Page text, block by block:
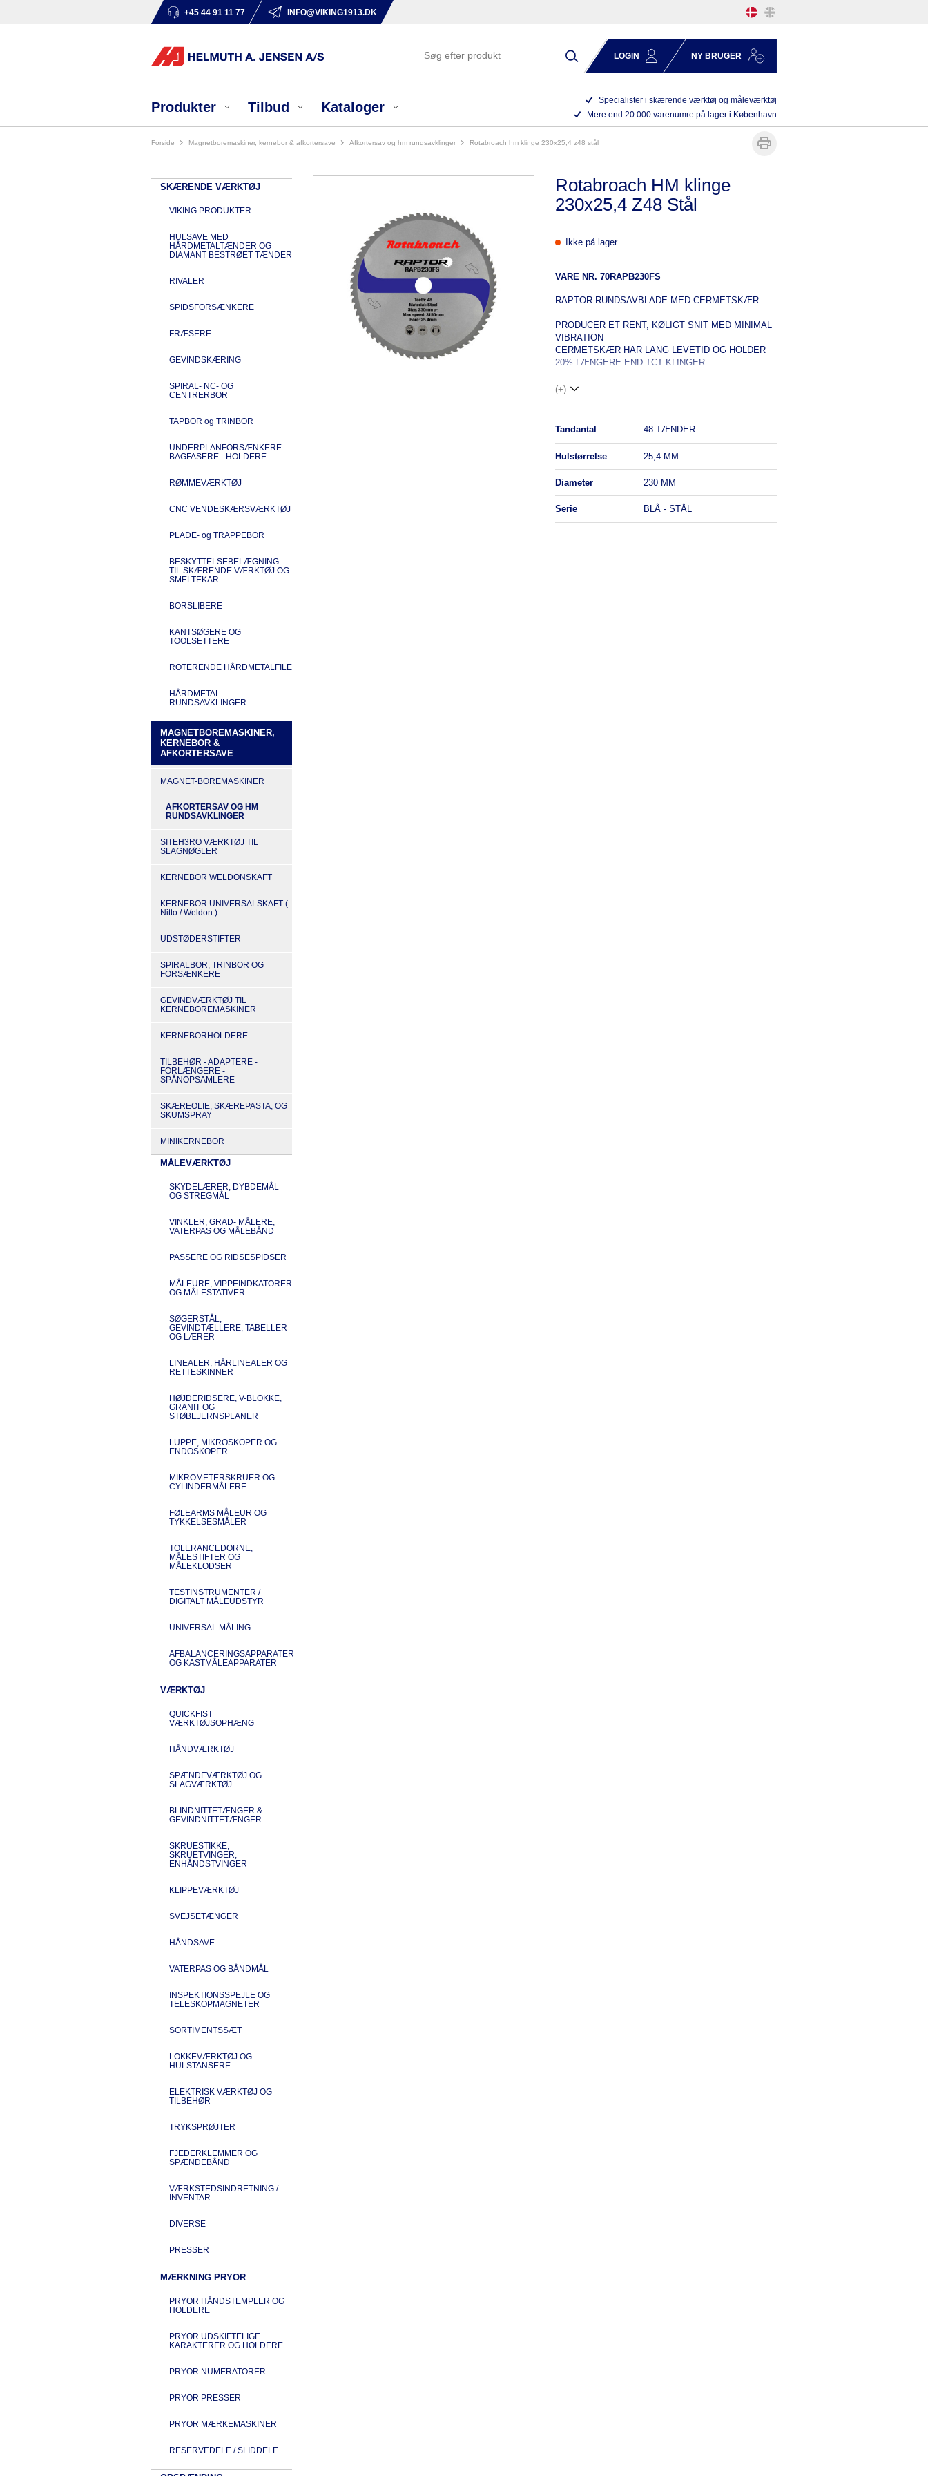
+45 44 91 11 77 INFO@VIKING1913.DK
LOGIN NY BRUGER
Produkter Tilbud Kataloger
Specialister i skærende værktøj og måleværktøj
Mere end 20.000 varenumre på lager i København
Forside magnetboremaskiner, kernebor & afkortersave afkortersav og hm rundsavklinger rotabroach hm klinge 230x25,4 z48 stål
SKÆRENDE VÆRKTØJ
VIKING PRODUKTER
HULSAVE MED
HÅRDMETALTÆNDER OG
DIAMANT BESTRØET TÆNDER
RIVALER
SPIDSFORSÆNKERE
FRÆSERE
GEVINDSKÆRING
SPIRAL- NC- OG
CENTRERBOR
TAPBOR og TRINBOR
UNDERPLANFORSÆNKERE -
BAGFASERE - HOLDERE
RØMMEVÆRKTØJ
CNC VENDESKÆRSVÆRKTØJ
PLADE- og TRAPPEBOR
BESKYTTELSEBELÆGNING
TIL SKÆRENDE VÆRKTØJ OG
SMELTEKAR
BORSLIBERE
KANTSØGERE OG
TOOLSETTERE
ROTERENDE HÅRDMETALFILE
HÅRDMETAL
RUNDSAVKLINGER
MAGNETBOREMASKINER,
KERNEBOR &
AFKORTERSAVE
MAGNET-BOREMASKINER
AFKORTERSAV OG HM
RUNDSAVKLINGER
SITEH3RO VÆRKTØJ TIL
SLAGNØGLER
KERNEBOR WELDONSKAFT
KERNEBOR UNIVERSALSKAFT (
Nitto / Weldon )
UDSTØDERSTIFTER
SPIRALBOR, TRINBOR OG
FORSÆNKERE
GEVINDVÆRKTØJ TIL
KERNEBOREMASKINER
KERNEBORHOLDERE
TILBEHØR - ADAPTERE -
FORLÆNGERE -
SPÅNOPSAMLERE
SKÆREOLIE, SKÆREPASTA, OG
SKUMSPRAY
MINIKERNEBOR
MÅLEVÆRKTØJ
SKYDELÆRER, DYBDEMÅL
OG STREGMÅL
VINKLER, GRAD- MÅLERE,
VATERPAS OG MÅLEBÅND
PASSERE OG RIDSESPIDSER
MÅLEURE, VIPPEINDKATORER
OG MÅLESTATIVER
SØGERSTÅL,
GEVINDTÆLLERE, TABELLER
OG LÆRER
LINEALER, HÅRLINEALER OG
RETTESKINNER
HØJDERIDSERE, V-BLOKKE,
GRANIT OG
STØBEJERNSPLANER
LUPPE, MIKROSKOPER OG
ENDOSKOPER
MIKROMETERSKRUER OG
CYLINDERMÅLERE
FØLEARMS MÅLEUR OG
TYKKELSESMÅLER
TOLERANCEDORNE,
MÅLESTIFTER OG
MÅLEKLODSER
TESTINSTRUMENTER /
DIGITALT MÅLEUDSTYR
UNIVERSAL MÅLING
AFBALANCERINGSAPPARATER
OG KASTMÅLEAPPARATER
VÆRKTØJ
QUICKFIST
VÆRKTØJSOPHÆNG
HÅNDVÆRKTØJ
SPÆNDEVÆRKTØJ OG
SLAGVÆRKTØJ
BLINDNITTETÆNGER &
GEVINDNITTETÆNGER
SKRUESTIKKE,
SKRUETVINGER,
ENHÅNDSTVINGER
KLIPPEVÆRKTØJ
SVEJSETÆNGER
HÅNDSAVE
VATERPAS OG BÅNDMÅL
INSPEKTIONSSPEJLE OG
TELESKOPMAGNETER
SORTIMENTSSÆT
LOKKEVÆRKTØJ OG
HULSTANSERE
ELEKTRISK VÆRKTØJ OG
TILBEHØR
TRYKSPRØJTER
FJEDERKLEMMER OG
SPÆNDEBÅND
VÆRKSTEDSINDRETNING /
INVENTAR
DIVERSE
PRESSER
MÆRKNING PRYOR
PRYOR HÅNDSTEMPLER OG
HOLDERE
PRYOR UDSKIFTELIGE
KARAKTERER OG HOLDERE
PRYOR NUMERATORER
PRYOR PRESSER
PRYOR MÆRKEMASKINER
RESERVEDELE / SLIDDELE
Rotabroach HM klinge
230x25,4 Z48 Stål
Ikke på lager
VARE NR. 70RAPB230FS
RAPTOR RUNDSAVBLADE MED CERMETSKÆR
PRODUCER ET RENT, KØLIGT SNIT MED MINIMAL
VIBRATION
CERMETSKÆR HAR LANG LEVETID OG HOLDER
20% LÆNGERE END TCT KLINGER
(+)
tandantal 48 TÆNDER
hulstørrelse 25,4 MM
diameter 230 MM
serie BLÅ - STÅL